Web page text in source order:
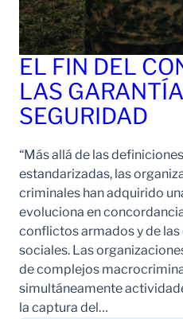
EL FIN DEL
LAS
SEGURIDAD
“Más allá de las
estandarizadas, las
criminales han adquirido
evoluciona en
conflictos armados y de
sociales. Las
de complejos
simultáneamente
la captura del…